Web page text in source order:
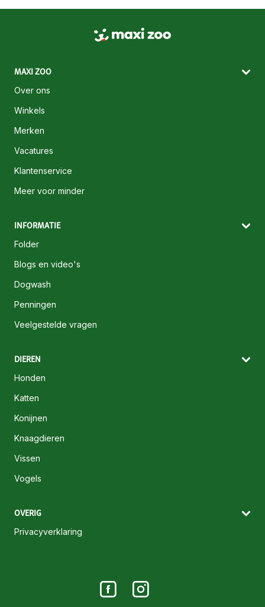
MAXI ZOO
Over ons
Winkels
Merken
Vacatures
Klantenservice
Meer voor minder
INFORMATIE
Folder
Blogs en video's
Dogwash
Penningen
Veelgestelde vragen
DIEREN
Honden
Katten
Konijnen
Knaagdieren
Vissen
Vogels
OVERIG
Privacyverklaring